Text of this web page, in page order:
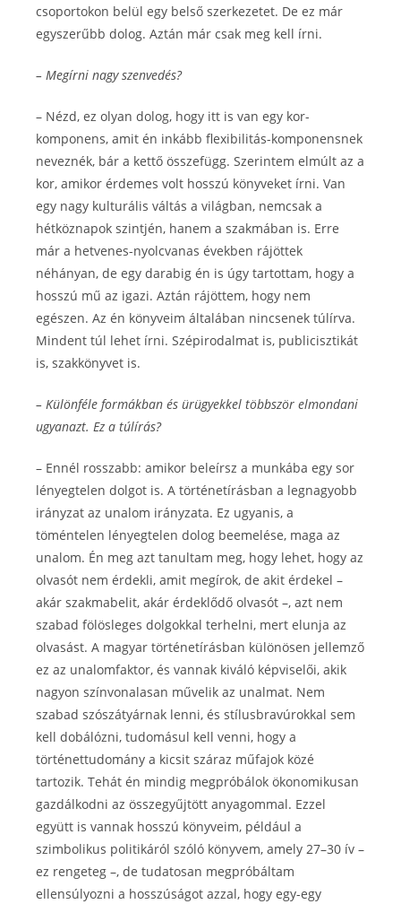
csoportokon belül egy belső szerkezetet. De ez már
egyszerűbb dolog. Aztán már csak meg kell írni.
– Megírni nagy szenvedés?
– Nézd, ez olyan dolog, hogy itt is van egy kor-
komponens, amit én inkább flexibilitás-komponensnek
neveznék, bár a kettő összefügg. Szerintem elmúlt az a
kor, amikor érdemes volt hosszú könyveket írni. Van
egy nagy kulturális váltás a világban, nemcsak a
hétköznapok szintjén, hanem a szakmában is. Erre
már a hetvenes-nyolcvanas években rájöttek
néhányan, de egy darabig én is úgy tartottam, hogy a
hosszú mű az igazi. Aztán rájöttem, hogy nem
egészen. Az én könyveim általában nincsenek túlírva.
Mindent túl lehet írni. Szépirodalmat is, publicisztikát
is, szakkönyvet is.
– Különféle formákban és ürügyekkel többször elmondani
ugyanazt. Ez a túlírás?
– Ennél rosszabb: amikor beleírsz a munkába egy sor
lényegtelen dolgot is. A történetírásban a legnagyobb
irányzat az unalom irányzata. Ez ugyanis, a
töméntelen lényegtelen dolog beemelése, maga az
unalom. Én meg azt tanultam meg, hogy lehet, hogy az
olvasót nem érdekli, amit megírok, de akit érdekel –
akár szakmabelit, akár érdeklődő olvasót –, azt nem
szabad fölösleges dolgokkal terhelni, mert elunja az
olvasást. A magyar történetírásban különösen jellemző
ez az unalomfaktor, és vannak kiváló képviselői, akik
nagyon színvonalasan művelik az unalmat. Nem
szabad szószátyárnak lenni, és stílusbravúrokkal sem
kell dobálózni, tudomásul kell venni, hogy a
történettudomány a kicsit száraz műfajok közé
tartozik. Tehát én mindig megpróbálok ökonomikusan
gazdálkodni az összegyűjtött anyagommal. Ezzel
együtt is vannak hosszú könyveim, például a
szimbolikus politikáról szóló könyvem, amely 27–30 ív –
ez rengeteg –, de tudatosan megpróbáltam
ellensúlyozni a hosszúságot azzal, hogy egy-egy